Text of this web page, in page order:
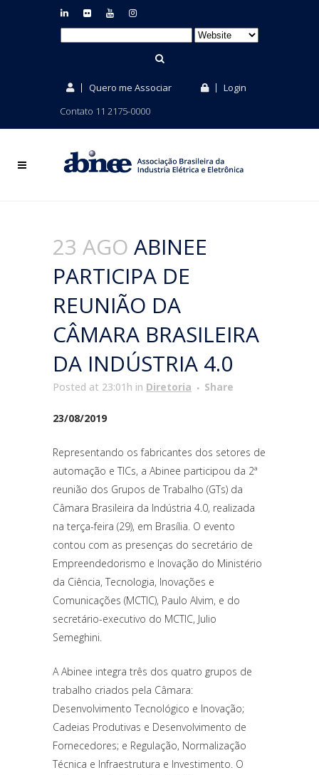
Quero me Associar
Login
Contato 11 2175-0000
23 AGO ABINEE
PARTICIPA DE
REUNIÃO DA
CÂMARA BRASILEIRA
DA INDÚSTRIA 4.0
Posted at 23:01h in Diretoria Share
23/08/2019
Representando os fabricantes dos setores de
automação e TICs, a Abinee participou da 2ª
reunião dos Grupos de Trabalho (GTs) da
Câmara Brasileira da Indústria 4.0, realizada
na terça-feira (29), em Brasília. O evento
contou com as presenças do secretário de
Empreendedorismo e Inovação do Ministério
da Ciência, Tecnologia, Inovações e
Comunicações (MCTIC), Paulo Alvim, e do
secretário-executivo do MCTIC, Julio
Semeghini.
A Abinee integra três dos quatro grupos de
trabalho criados pela Câmara:
Desenvolvimento Tecnológico e Inovação;
Cadeias Produtivas e Desenvolvimento de
Fornecedores; e Regulação, Normalização
Técnica e Infraestrutura e Investimento. O